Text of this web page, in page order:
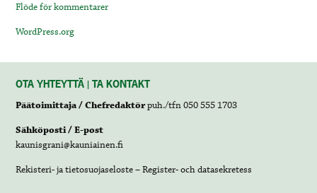
Flöde för kommentarer
WordPress.org
OTA YHTEYTTÄ | TA KONTAKT
Päätoimittaja / Chefredaktörpuh./tfn 050 555 1703
Sähköposti / E-post
kaunisgrani@kauniainen.fi
Rekisteri- ja tietosuojaseloste – Register- och datasekretess